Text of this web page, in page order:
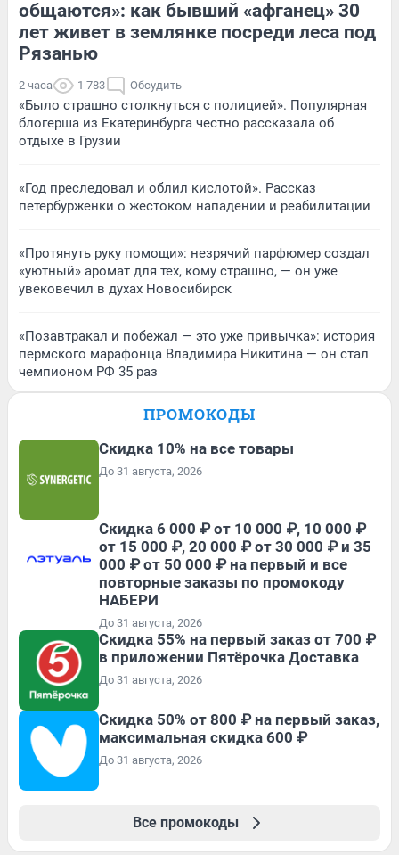
общаются»: как бывший «афганец» 30
лет живет в землянке посреди леса под
Рязанью
2 часа 1 783 Обсудить
«Было страшно столкнуться с полицией». Популярная
блогерша из Екатеринбурга честно рассказала об
отдыхе в Грузии
«Год преследовал и облил кислотой». Рассказ
петербурженки о жестоком нападении и реабилитации
«Протянуть руку помощи»: незрячий парфюмер создал
«уютный» аромат для тех, кому страшно, — он уже
увековечил в духах Новосибирск
«Позавтракал и побежал — это уже привычка»: история
пермского марафонца Владимира Никитина — он стал
чемпионом РФ 35 раз
ПРОМОКОДЫ
Скидка 10% на все товары
До 31 августа, 2026
Скидка 6 000 ₽ от 10 000 ₽, 10 000 ₽
от 15 000 ₽, 20 000 ₽ от 30 000 ₽ и 35
000 ₽ от 50 000 ₽ на первый и все
повторные заказы по промокоду
НАБЕРИ
До 31 августа, 2026
Скидка 55% на первый заказ от 700 ₽
в приложении Пятёрочка Доставка
До 31 августа, 2026
Скидка 50% от 800 ₽ на первый заказ,
максимальная скидка 600 ₽
До 31 августа, 2026
Все промокоды